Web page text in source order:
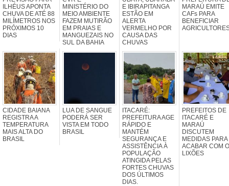
ILHÉUS APONTA
CHUVA DE ATÉ 88
MILÍMETROS NOS
PRÓXIMOS 10
DIAS
MINISTÉRIO DO
MEIO AMBIENTE
FAZEM MUTIRÃO
EM PRAIAS E
MANGUEZAIS NO
SUL DA BAHIA
E IBIRAPITANGA
ESTÃO EM
ALERTA
VERMELHO POR
CAUSA DAS
CHUVAS
MARAÚ EMITE
CAFs PARA
BENEFICIAR
CIDADE BAIANA
REGISTRA A
TEMPERATURA
MAIS ALTA DO
BRASIL
LUA DE SANGUE
PODERÁ SER
VISTA EM TODO
BRASIL
ITACARÉ:
PREFEITURA AGE
RÁPIDO E
MANTÉM
SEGURANÇA E
ASSISTÊNCIA À
POPULAÇÃO
ATINGIDA PELAS
FORTES CHUVAS
DOS ÚLTIMOS
DIAS.
PREFEITOS DE
ITACARÉ E
MARAÚ
DISCUTEM
MEDIDAS PARA
ACABAR COM
LIXÕES